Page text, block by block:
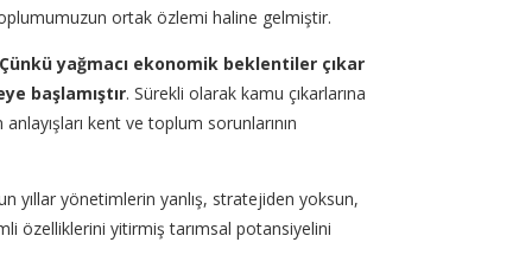
ortak özlemi haline gelmiştir.
yağmacı ekonomik beklentiler çıkar
başlamıştır. Sürekli olarak kamu çıkarlarına
kent ve toplum sorunlarının
yönetimlerin yanlış, stratejiden yoksun,
özelliklerini yitirmiş tarımsal potansiyelini